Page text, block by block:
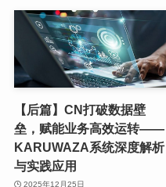
【后篇】CN打破数据壁
垒，赋能业务高效运转——
KARUWAZA系统深度解析
与实践应用
2025年12月25日